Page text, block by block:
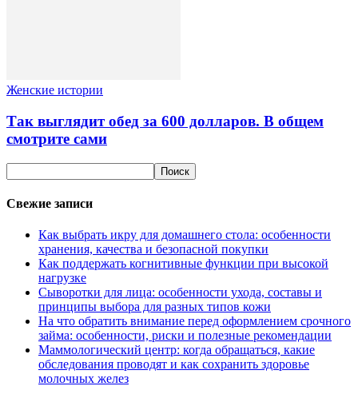
Женские истории
Так выглядит обед за 600 долларов. В общем
смотрите сами
Свежие записи
Как выбрать икру для домашнего стола: особенности
хранения, качества и безопасной покупки
Как поддержать когнитивные функции при высокой
нагрузке
Сыворотки для лица: особенности ухода, составы и
принципы выбора для разных типов кожи
На что обратить внимание перед оформлением срочного
займа: особенности, риски и полезные рекомендации
Маммологический центр: когда обращаться, какие
обследования проводят и как сохранить здоровье
молочных желез